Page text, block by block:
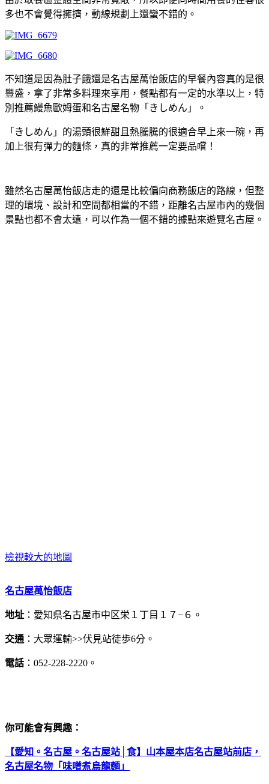
多也不會覺得擁擠，動線規劃上還蠻不錯的。
不知道是因為肚子餓還是名古屋萬怡飯店的早餐內容真的是很
豐盛，拿了非常多料理來享用，餐點都有一定的水準以上，特
別推薦鰻魚歐姆蛋和名古屋名物「きしめん」。
「きしめん」的湯頭很鮮甜且熱騰騰的很適合早上來一碗，再
加上很有彈力的麵條，真的非常推薦一定要品嚐！
雖然名古屋萬怡飯店走的還是比較偏向商務飯店的路線，但整
理的環境、設計和空間都相當的不錯，距離名古屋市內的幾個
景點也都不會太遠，可以作為一個不錯的據點來遊覽名古屋。
檢視較大的地圖
名古屋萬怡飯店
地址 ：愛知県名古屋市中区栄１丁目１７−６。
交通 ：大眾運輸>>伏見站徒歩6分。
電話 ：052-228-2220。
你可能會有興趣：
【愛知。名古屋。名古屋站│食】山本屋本店名古屋站前店，
名古屋名物「味噌煮烏龍麵」